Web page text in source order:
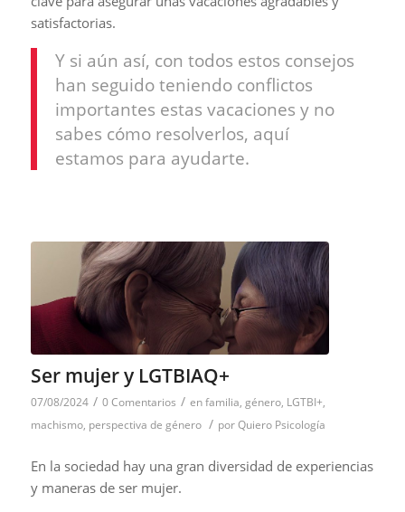
satisfactorias.
Y si aún así, con todos estos consejos
han seguido teniendo conflictos
importantes estas vacaciones y no
sabes cómo resolverlos, aquí
estamos para ayudarte.
Ser mujer y LGTBIAQ+
07/08/2024 / 0 Comentarios / enfamilia, género, LGTBI+,
machismo, perspectiva de género / porQuiero Psicología
En la sociedad hay una gran diversidad de experiencias
y maneras de ser mujer.